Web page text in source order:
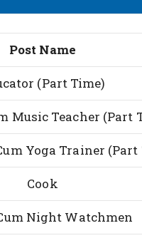
Post Name
(Part Time)
Music Teacher (Part
Yoga Trainer (Part
Cook
Night Watchmen